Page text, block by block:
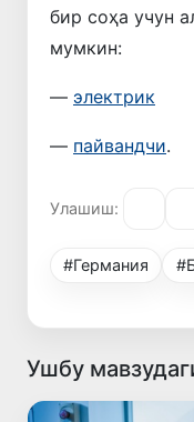
бир соҳа учун
мумкин:
— электрик
— пайвандчи.
Улашиш:
#Германия
Ушбу